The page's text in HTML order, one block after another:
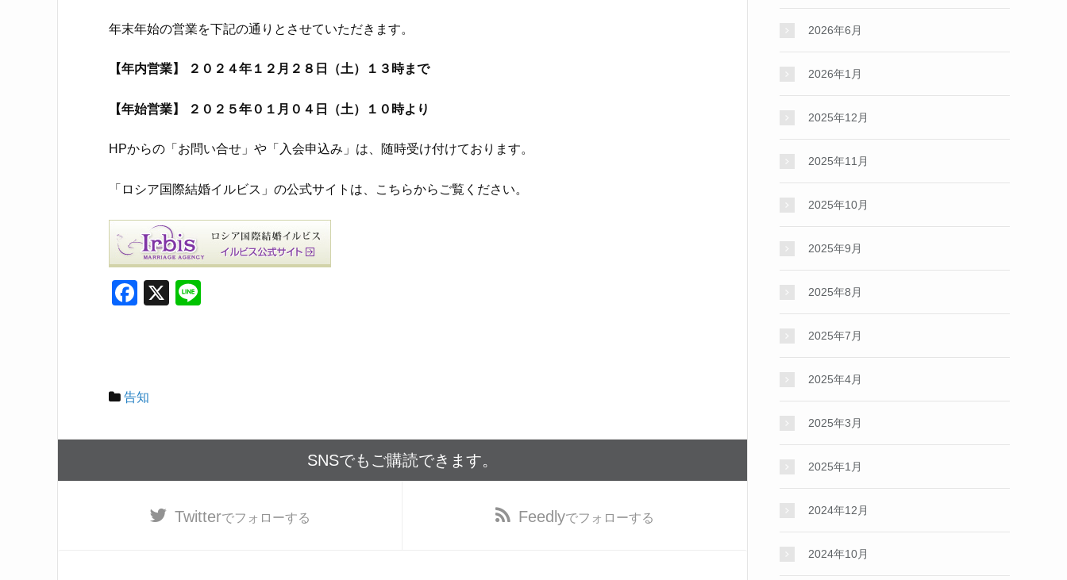
年末年始の営業を下記の通りとさせていただきます。
【年内営業】 ２０２４年１２月２８日（土）１３時まで
【年始営業】 ２０２５年０１月０４日（土）１０時より
HPからの「お問い合せ」や「入会申込み」は、随時受け付けております。
「ロシア国際結婚イルビス」の公式サイトは、こちらからご覧ください。
F
b
o
X
告知
SNSでもご購読できます。
Twitterでフォローする Feedlyでフォローする
2026年6月
2026年1月
2025年12月
2025年11月
2025年10月
2025年9月
2025年8月
2025年7月
2025年4月
2025年3月
2025年1月
2024年12月
2024年10月